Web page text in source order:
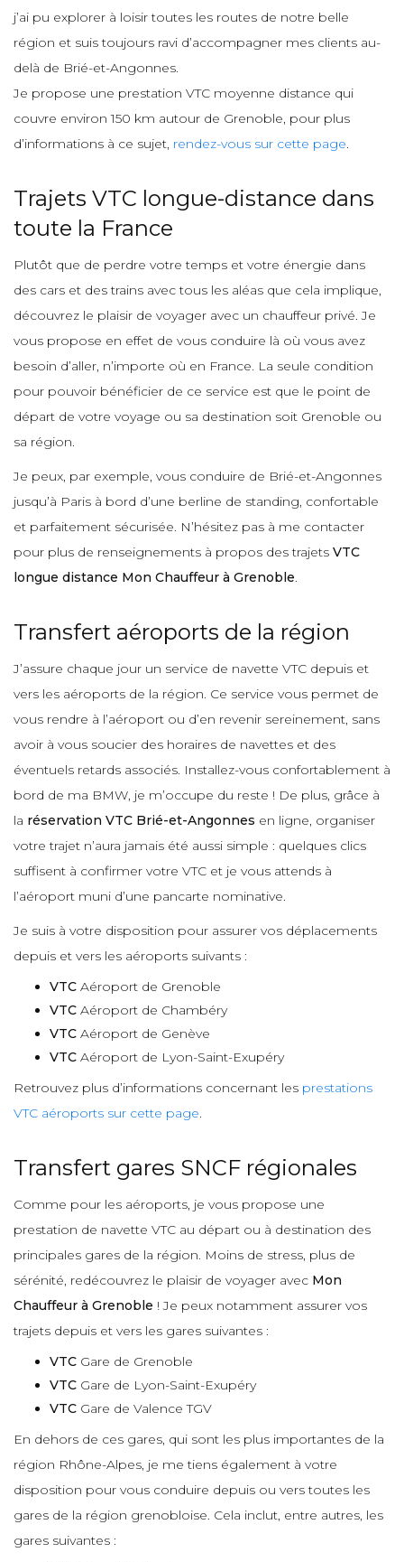
j’ai pu explorer à loisir toutes les routes de notre belle
région et suis toujours ravi d’accompagner mes clients au-
delà de Brié-et-Angonnes.
Je propose une prestation VTC moyenne distance qui
couvre environ 150 km autour de Grenoble, pour plus
d’informations à ce sujet, rendez-vous sur cette page.
Trajets VTC longue-distance dans
toute la France
Plutôt que de perdre votre temps et votre énergie dans
des cars et des trains avec tous les aléas que cela implique,
découvrez le plaisir de voyager avec un chauffeur privé. Je
vous propose en effet de vous conduire là où vous avez
besoin d’aller, n’importe où en France. La seule condition
pour pouvoir bénéficier de ce service est que le point de
départ de votre voyage ou sa destination soit Grenoble ou
sa région.
Je peux, par exemple, vous conduire de Brié-et-Angonnes
jusqu’à Paris à bord d’une berline de standing, confortable
et parfaitement sécurisée. N’hésitez pas à me contacter
pour plus de renseignements à propos des trajets VTC
longue distance Mon Chauffeur à Grenoble.
Transfert aéroports de la région
J’assure chaque jour un service de navette VTC depuis et
vers les aéroports de la région. Ce service vous permet de
vous rendre à l’aéroport ou d’en revenir sereinement, sans
avoir à vous soucier des horaires de navettes et des
éventuels retards associés. Installez-vous confortablement à
bord de ma BMW, je m’occupe du reste ! De plus, grâce à
la réservation VTC Brié-et-Angonnes en ligne, organiser
votre trajet n’aura jamais été aussi simple : quelques clics
suffisent à confirmer votre VTC et je vous attends à
l’aéroport muni d’une pancarte nominative.
Je suis à votre disposition pour assurer vos déplacements
depuis et vers les aéroports suivants :
VTC Aéroport de Grenoble
VTC Aéroport de Chambéry
VTC Aéroport de Genève
VTC Aéroport de Lyon-Saint-Exupéry
Retrouvez plus d’informations concernant les prestations
VTC aéroports sur cette page.
Transfert gares SNCF régionales
Comme pour les aéroports, je vous propose une
prestation de navette VTC au départ ou à destination des
principales gares de la région. Moins de stress, plus de
sérénité, redécouvrez le plaisir de voyager avec Mon
Chauffeur à Grenoble ! Je peux notamment assurer vos
trajets depuis et vers les gares suivantes :
VTC Gare de Grenoble
VTC Gare de Lyon-Saint-Exupéry
VTC Gare de Valence TGV
En dehors de ces gares, qui sont les plus importantes de la
région Rhône-Alpes, je me tiens également à votre
disposition pour vous conduire depuis ou vers toutes les
gares de la région grenobloise. Cela inclut, entre autres, les
gares suivantes :